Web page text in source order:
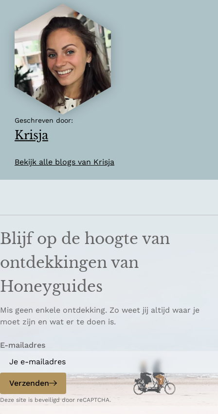
Geschreven door:
Krisja
Bekijk alle blogs van Krisja
Blijf op de hoogte van
ontdekkingen van
Honeyguides
Mis geen enkele ontdekking. Zo weet jij altijd waar je
moet zijn en wat er te doen is.
E-mailadres
Verzenden
Deze site is beveiligd door reCAPTCHA.